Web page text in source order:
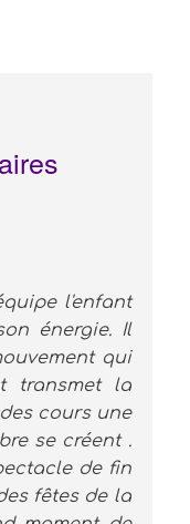
l'enfant
énergie. Il
qui
transmet la
cours une
se créent .
de fin
fêtes de la